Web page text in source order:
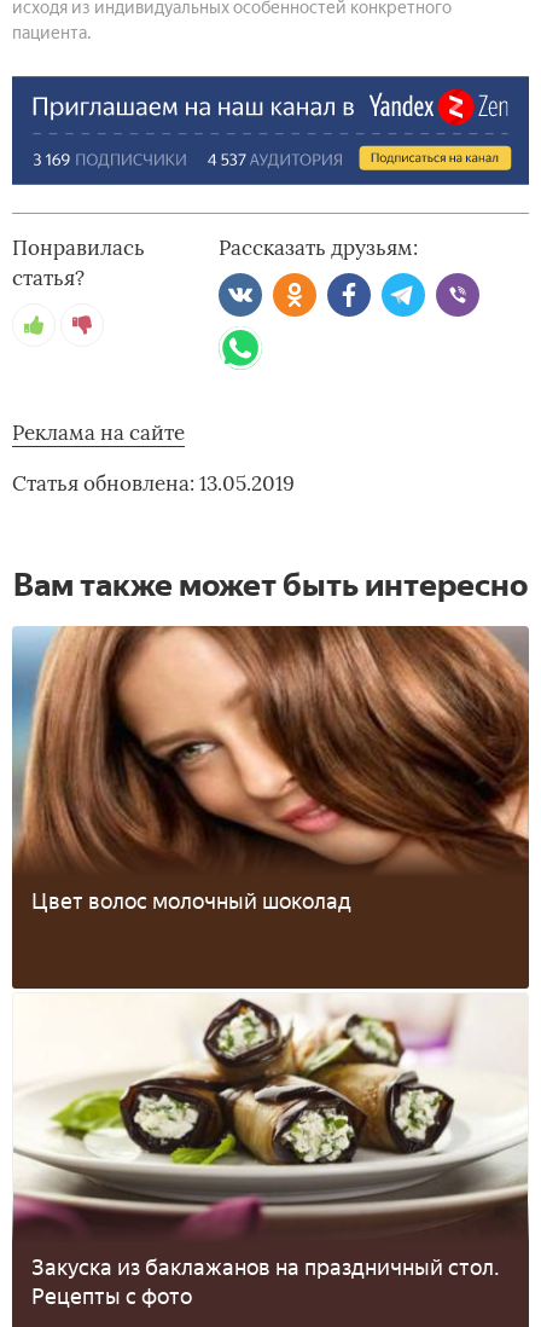
исходя из индивидуальных особенностей конкретного
пациента.
Понравилась
статья?
Рассказать друзьям:
Реклама на сайте
Статья обновлена: 13.05.2019
Вам также может быть интересно
Цвет волос молочный шоколад
Закуска из баклажанов на праздничный стол.
Рецепты с фото